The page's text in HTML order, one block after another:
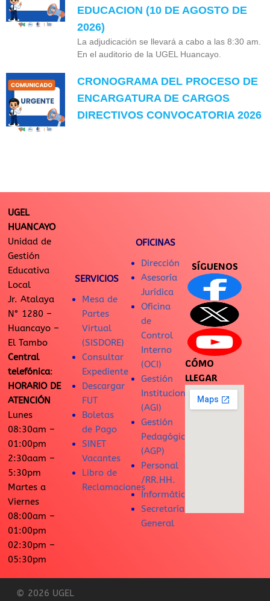
EDUCACION (10 DE AGOSTO DE
2026)
La adjudicación se llevará a cabo a las 8:30 am.
En el auditorio de la UGEL Huancayo.
CRONOGRAMA DEL PROCESO DE
ENCARGATURA DE CARGOS
DIRECTIVOS CONVOCATORIA 2026
UGEL
HUANCAYO
Unidad de
Gestión
Educativa
Local
Jr. Atalaya
N° 1280 –
Huancayo –
El Tambo
Central
telefónica:
HORARIO DE
ATENCIÓN
Lunes
08:30am –
01:00pm
2:30aam –
5:30pm
Martes a
Viernes
08:00am –
01:00pm
02:30pm –
05:30pm
SERVICIOS
Mesa de
Partes
Virtual
(SISDORE)
Consultar
Expediente
Descargar
FUT
Boletas
de Pago
SINET
Vacantes
Libro de
Reclamaciones
OFICINAS
Dirección
Asesoría
Jurídica
Oficina
de
Control
Interno
(OCI)
Gestión
Institucional
(AGI)
Gestión
Pedagógica
(AGP)
Personal
/RR.HH.
Informática
Secretaría
General
SÍGUENOS
CÓMO
LLEGAR
© 2026 UGEL